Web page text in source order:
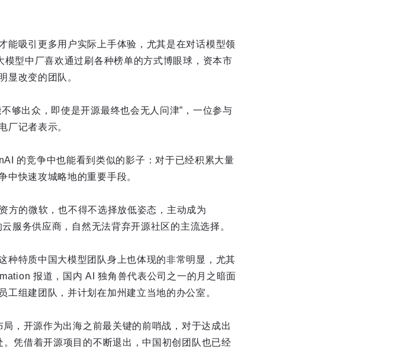
能吸引更多用户实际上手体验，尤其是在对话模型领
型中厂喜欢通过刷各种榜单的方式博眼球，资本市
显改变的团队。
够出众，即使是开源最终也会无人问津”，一位参与
厂记者表示。
的竞争中也能看到类似的影子：对于已经积累大量
中快速攻城略地的重要手段。
方的微软，也不得不选择放低姿态，主动成为
服务供应商，自然无法背弃开源社区的主流选择。
种特质中国大模型团队身上也体现的非常明显，尤其
报道，国内 AI 独角兽代表公司之一的月之暗面
组建团队，并计划在加州建立当地的办公室。
，开源作为出海之前最关键的前哨战，对于达成出
凭借着开源项目的不断退出，中国初创团队也已经